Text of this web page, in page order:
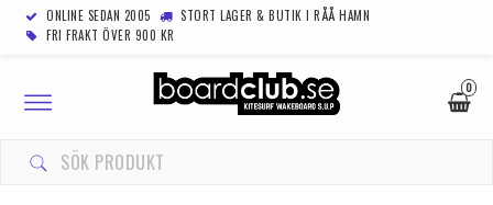
ONLINE SEDAN 2005
STORT LAGER & BUTIK I RÅÅ HAMN
FRI FRAKT ÖVER 900 KR
0
Toggle
navigation